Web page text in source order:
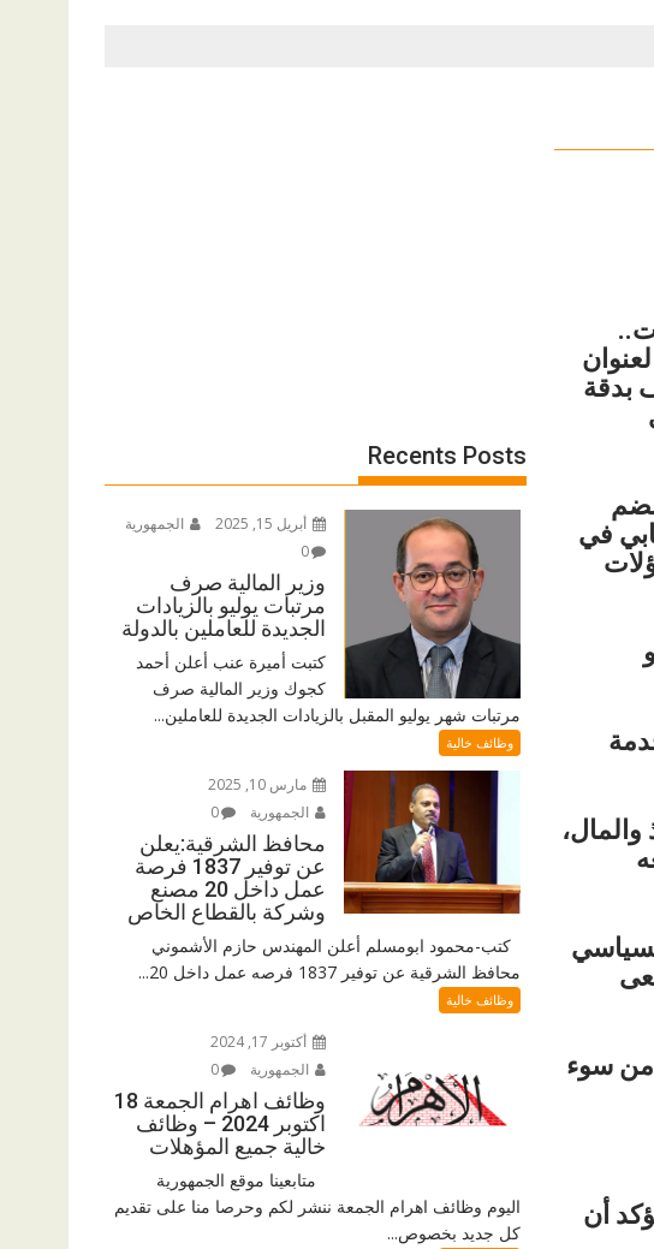
بدقة
في
من سوء
أن
Recents Posts
أبريل 15, 2025
الجمهورية
0
وزير المالية صرف
مرتبات يوليو بالزيادات
الجديدة للعاملين بالدولة
كتبت أميرة عنب أعلن أحمد
كجوك وزير المالية صرف
مرتبات شهر يوليو المقبل بالزيادات الجديدة للعاملين...
وظائف خالية
مارس 10, 2025
الجمهورية
0
محافظ الشرقية:يعلن
عن توفير 1837 فرصة
عمل داخل 20 مصنع
وشركة بالقطاع الخاص
كتب-محمود ابومسلم أعلن المهندس حازم الأشموني
محافظ الشرقية عن توفير 1837 فرصه عمل داخل 20...
وظائف خالية
أكتوبر 17, 2024
الجمهورية
0
وظائف اهرام الجمعة 18
اكتوبر 2024 – وظائف
خالية جميع المؤهلات
متابعينا موقع الجمهورية
اليوم وظائف اهرام الجمعة ننشر لكم وحرصا منا على تقديم
كل جديد بخصوص...